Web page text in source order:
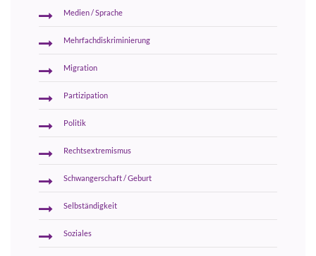
Medien / Sprache
Mehrfachdiskriminierung
Migration
Partizipation
Politik
Rechtsextremismus
Schwangerschaft / Geburt
Selbständigkeit
Soziales